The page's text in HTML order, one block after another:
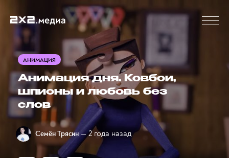
АНИМАЦИЯ
Анимация дня. Ковбои,
шпионы и любовь без
слов
Семён Трясин — 2 года назад